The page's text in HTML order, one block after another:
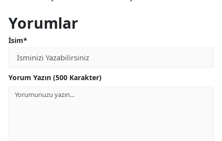
Yorumlar
İsim*
Yorum Yazın (500 Karakter)